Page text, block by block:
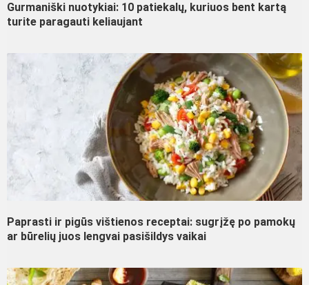
Gurmaniški nuotykiai: 10 patiekalų, kuriuos bent kartą
turite paragauti keliaujant
Paprasti ir pigūs vištienos receptai: sugrįžę po pamokų
ar būrelių juos lengvai pasišildys vaikai